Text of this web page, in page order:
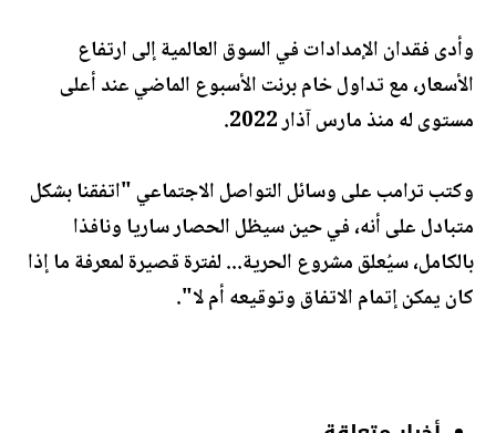
وأدى فقدان الإمدادات في السوق العالمية إلى ارتفاع
الأسعار، مع تداول خام برنت الأسبوع الماضي عند أعلى
مستوى له منذ مارس آذار 2022.
وكتب ترامب على وسائل التواصل الاجتماعي "اتفقنا بشكل
متبادل على أنه، في حين سيظل الحصار ساريا ونافذا
بالكامل، سيُعلق مشروع الحرية... لفترة قصيرة لمعرفة ما إذا
كان يمكن إتمام الاتفاق وتوقيعه أم لا".